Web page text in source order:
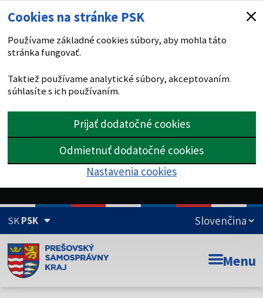
Cookies na stránke PSK
Používame základné cookies súbory, aby mohla táto
stránka fungovať.
Taktiež používame analytické súbory, akceptovaním
súhlasíte s ich používaním.
Prijať dodatočné cookies
Odmietnuť dodatočné cookies
Nastavenia cookies
SKPSK
Doména psk.sk je oficiálna
Toto je oficiálna webová stránka Prešovského
Menu